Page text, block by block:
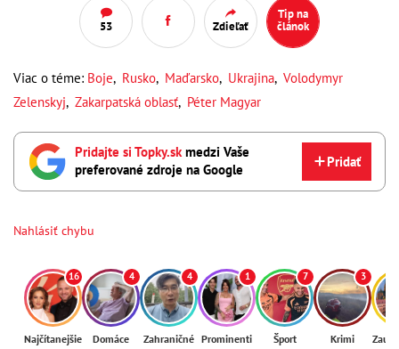
53 Zdieľať
Tip na
článok
Viac o téme: Boje, Rusko, Maďarsko, Ukrajina, Volodymyr
Zelenskyj, Zakarpatská oblasť, Péter Magyar
Pridajte si Topky.skmedzi Vaše
preferované zdroje na Google
Pridať
Nahlásiť chybu
16
Najčítanejšie
4
Domáce
4
Zahraničné
1
Prominenti
7
Šport
3
Krimi